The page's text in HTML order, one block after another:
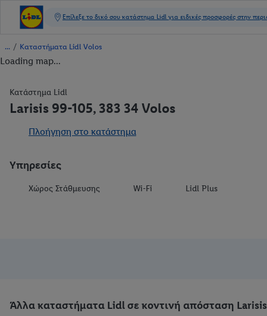
/ Καταστήματα Lidl Volos
Loading map...
Κατάστημα Lidl
Larisis 99-105, 383 34 Volos
Πλοήγηση στο κατάστημα
Υπηρεσίες
Χώρος Στάθμευσης Wi-Fi Lidl Plus
Άλλα καταστήματα Lidl σε κοντινή απόσταση